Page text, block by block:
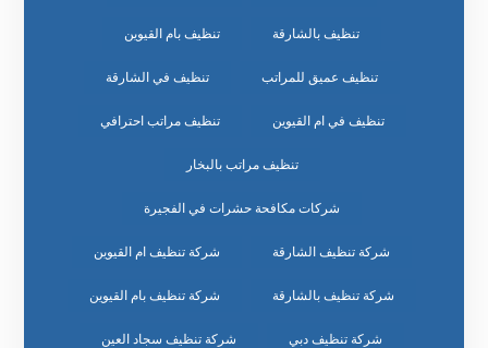
تنظيف بالشارقة تنظيف بام القيوين
تنظيف عميق للمراتب تنظيف في الشارقة
تنظيف في ام القيوين تنظيف مراتب احترافي
تنظيف مراتب بالبخار
شركات مكافحة حشرات في الفجيرة
شركة تنظيف الشارقة شركة تنظيف ام القيوين
شركة تنظيف بالشارقة شركة تنظيف بام القيوين
شركة تنظيف دبي شركة تنظيف سجاد العين